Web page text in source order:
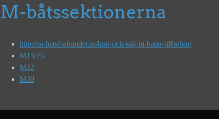
M-båtssektionerna
http://m-batsforbundet.se/kop-och-salj-m-batar-tillbehor/
M15/25
M22
M30